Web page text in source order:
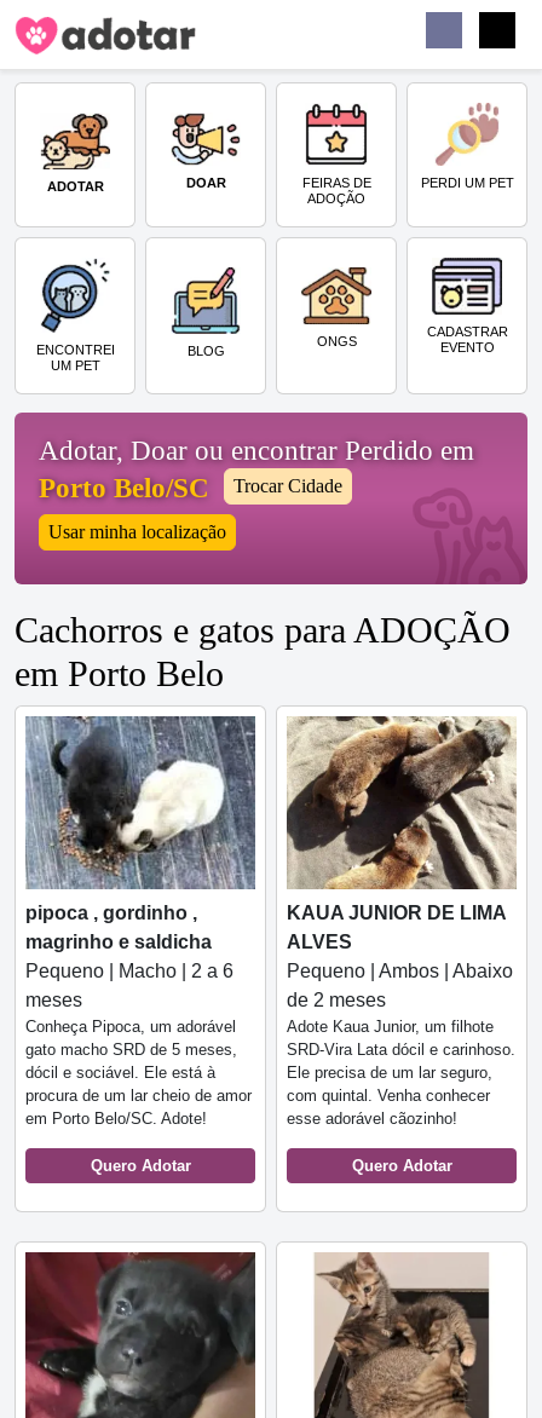
ADOTAR DOAR
FEIRAS DE
ADOÇÃO
PERDI UM PET
ENCONTREI
UM PET
BLOG
ONGS
CADASTRAR
EVENTO
Adotar, Doar ou encontrar Perdido em
Porto Belo/SC
Trocar Cidade
Usar minha localização
Cachorros e gatos para ADOÇÃO
em Porto Belo
pipoca , gordinho ,
magrinho e saldicha
Pequeno | Macho | 2 a 6
meses
Conheça Pipoca, um adorável
gato macho SRD de 5 meses,
dócil e sociável. Ele está à
procura de um lar cheio de amor
em Porto Belo/SC. Adote!
Quero Adotar
KAUA JUNIOR DE LIMA
ALVES
Pequeno | Ambos | Abaixo
de 2 meses
Adote Kaua Junior, um filhote
SRD-Vira Lata dócil e carinhoso.
Ele precisa de um lar seguro,
com quintal. Venha conhecer
esse adorável cãozinho!
Quero Adotar